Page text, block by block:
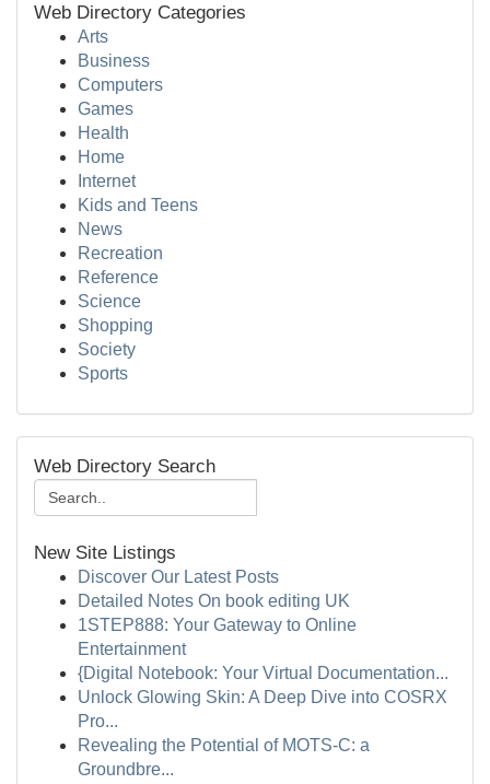
Web Directory Categories
Arts
Business
Computers
Games
Health
Home
Internet
Kids and Teens
News
Recreation
Reference
Science
Shopping
Society
Sports
Web Directory Search
New Site Listings
Discover Our Latest Posts
Detailed Notes On book editing UK
1STEP888: Your Gateway to Online
Entertainment
{Digital Notebook: Your Virtual Documentation...
Unlock Glowing Skin: A Deep Dive into COSRX
Pro...
Revealing the Potential of MOTS-C: a
Groundbre...